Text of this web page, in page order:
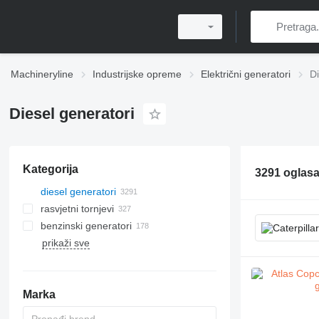
Machineryline Industrijske opreme Električni generatori
Diesel generatori
Kategorija
diesel generatori
rasvjetni tornjevi
benzinski generatori
prikaži sve
Marka
3291